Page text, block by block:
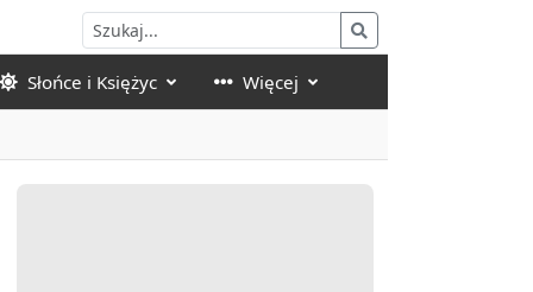
Słońce i Księżyc Więcej